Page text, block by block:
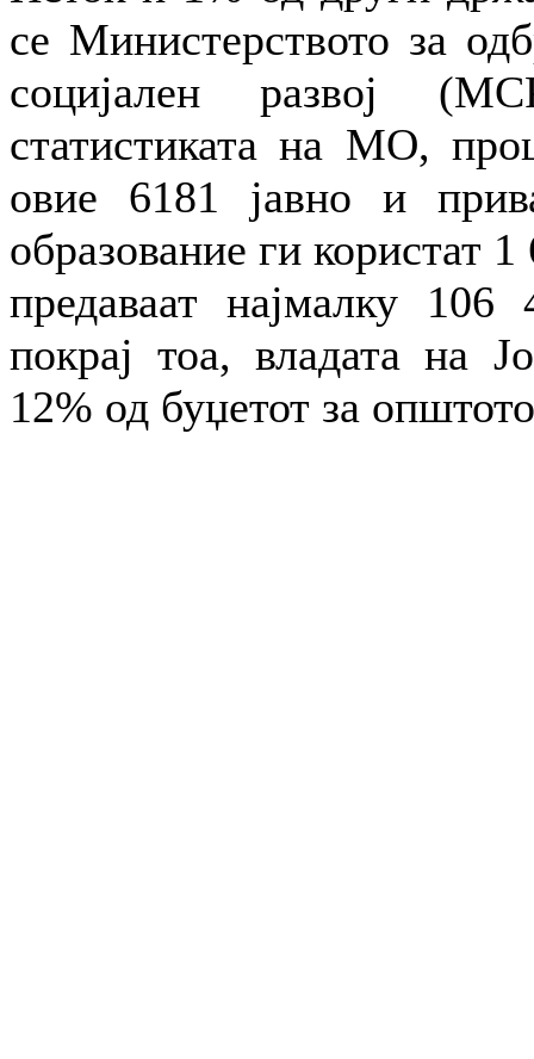
се Министерството за
социјален развој
статистиката на МО,
овие 6181 јавно и
образование ги користат
предаваат најмалку
покрај тоа, владата на
12% од буџетот за